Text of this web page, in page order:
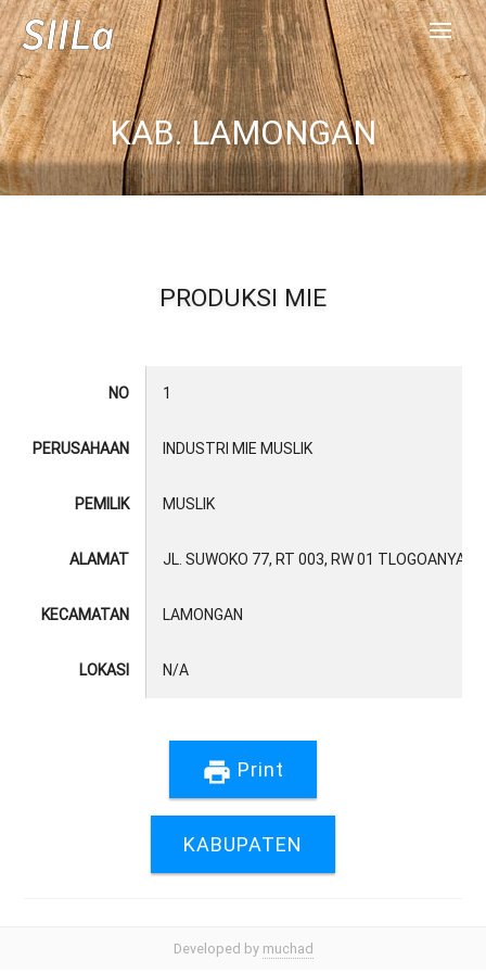
KAB. LAMONGAN
PRODUKSI MIE
NO
PERUSAHAAN
PEMILIK
ALAMAT
KECAMATAN
LOKASI
1
INDUSTRI MIE MUSLIK
MUSLIK
JL. SUWOKO 77, RT 003, RW 01 TLOGOANYAR
LAMONGAN
N/A
print Print
KABUPATEN
Developed by muchad